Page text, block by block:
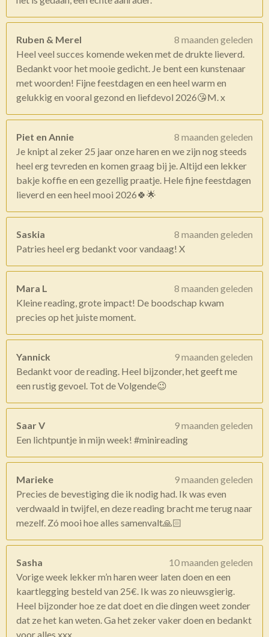
Ruben & Merel
8 maanden geleden
Heel veel succes komende weken met de drukte lieverd.
Bedankt voor het mooie gedicht. Je bent een kunstenaar
met woorden! Fijne feestdagen en een heel warm en
gelukkig en vooral gezond en liefdevol 2026😘M. x
Piet en Annie
8 maanden geleden
Je knipt al zeker 25 jaar onze haren en we zijn nog steeds
heel erg tevreden en komen graag bij je. Altijd een lekker
bakje koffie en een gezellig praatje. Hele fijne feestdagen
lieverd en een heel mooi 2026🍀🌟
Saskia
8 maanden geleden
Patries heel erg bedankt voor vandaag! X
Mara L
8 maanden geleden
Kleine reading, grote impact! De boodschap kwam
precies op het juiste moment.
Yannick
9 maanden geleden
Bedankt voor de reading. Heel bijzonder, het geeft me
een rustig gevoel. Tot de Volgende😉
Saar V
9 maanden geleden
Een lichtpuntje in mijn week! #minireading
Marieke
9 maanden geleden
Precies de bevestiging die ik nodig had. Ik was even
verdwaald in twijfel, en deze reading bracht me terug naar
mezelf. Zó mooi hoe alles samenvalt🙏🏻
Sasha
10 maanden geleden
Vorige week lekker m’n haren weer laten doen en een
kaartlegging besteld van 25€. Ik was zo nieuwsgierig.
Heel bijzonder hoe ze dat doet en die dingen weet zonder
dat ze het kan weten. Ga het zeker vaker doen en bedankt
voor alles xxx